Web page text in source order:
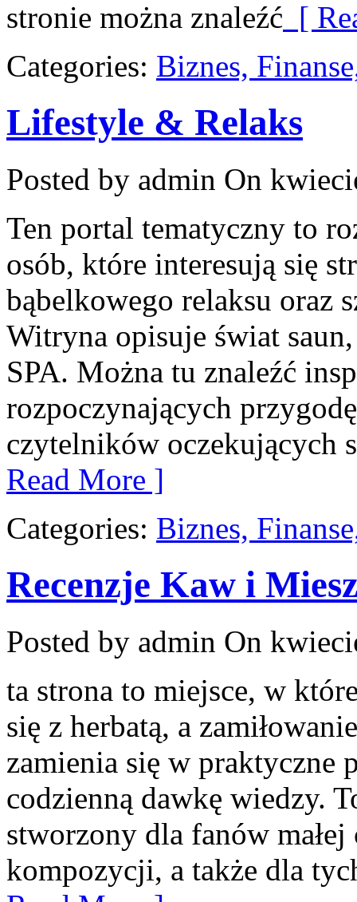
stronie można znaleźć [
Categories: Biznes,
Lifestyle & Relaks
Posted by admin On
Ten portal tematyczny to
osób, które interesują się
bąbelkowego relaksu oraz
Witryna opisuje świat
SPA. Można tu znaleźć
rozpoczynających
czytelników oczekujących
Read More ]
Categories: Biznes,
Recenzje Kaw i
Posted by admin On
ta strona to miejsce, w
się z herbatą, a
zamienia się w praktyczne
codzienną dawkę wiedzy.
stworzony dla fanów
kompozycji, a także dla